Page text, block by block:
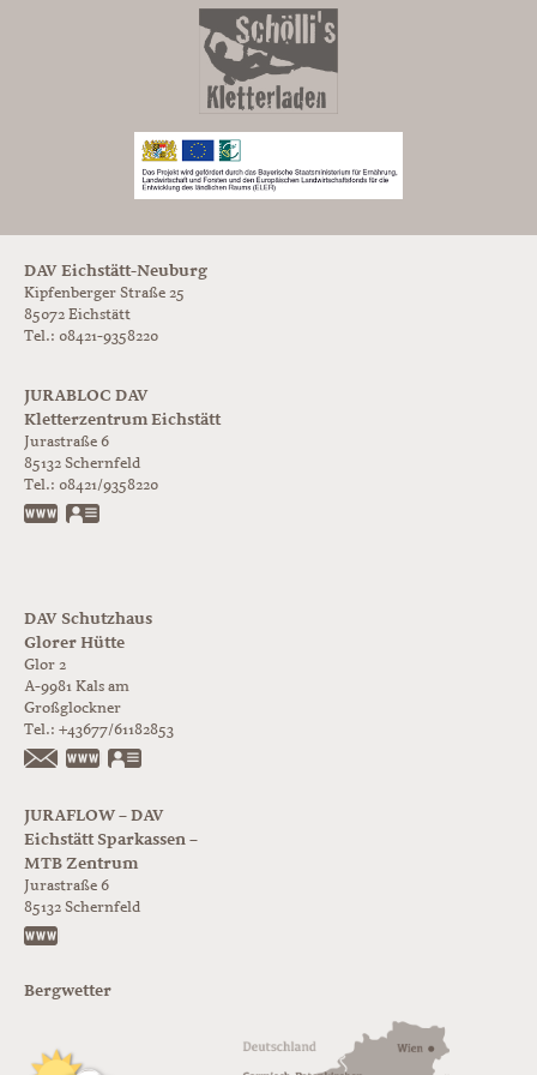
DAV Eichstätt-Neuburg
Kipfenberger Straße 25
85072 Eichstätt
Tel.: 08421-9358220
JURABLOC DAV
Kletterzentrum Eichstätt
Jurastraße 6
85132 Schernfeld
Tel.: 08421/9358220
www.jurabloc.de
DAV Schutzhaus
Glorer Hütte
Glor 2
A-9981 Kals am
Großglockner
Tel.: +43677/61182853
https://www.glorer-huette.at/
JURAFLOW – DAV
Eichstätt Sparkassen –
MTB Zentrum
Jurastraße 6
85132 Schernfeld
Bergwetter